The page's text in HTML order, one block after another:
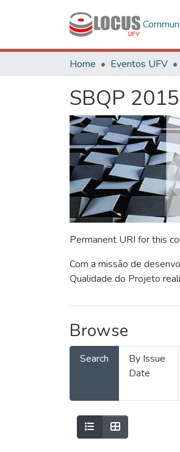
Home Eventos UFV
SBQP 2015
Permanent URI for this
Com a missão de
Qualidade do Projeto
Browse
Search
By Issue
Date